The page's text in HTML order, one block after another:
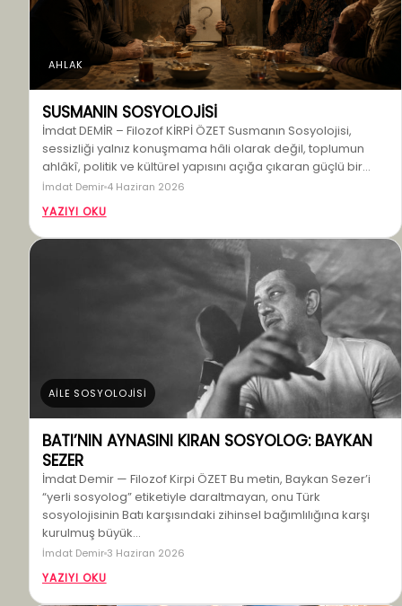
AHLAK
SUSMANIN SOSYOLOJİSİ
İmdat DEMİR – Filozof KİRPİ ÖZET Susmanın Sosyolojisi,
sessizliği yalnız konuşmama hâli olarak değil, toplumun
ahlâkî, politik ve kültürel yapısını açığa çıkaran güçlü bir…
İmdat Demir 4 Haziran 2026
YAZIYI OKU
AİLE SOSYOLOJİSİ
BATI’NIN AYNASINI KIRAN SOSYOLOG: BAYKAN
SEZER
İmdat Demir — Filozof Kirpi ÖZET Bu metin, Baykan Sezer’i
“yerli sosyolog” etiketiyle daraltmayan, onu Türk
sosyolojisinin Batı karşısındaki zihinsel bağımlılığına karşı
kurulmuş büyük…
İmdat Demir 3 Haziran 2026
YAZIYI OKU